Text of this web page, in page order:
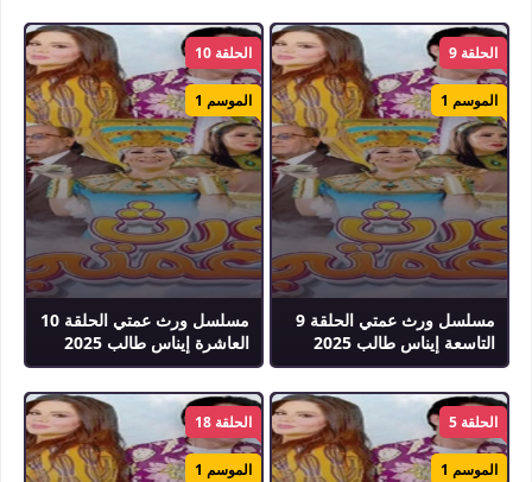
مسلسل ورث عمتي الحلقة 9
التاسعة إيناس طالب 2025
الحلقة 9
الموسم 1
مسلسل ورث عمتي الحلقة 10
العاشرة إيناس طالب 2025
الحلقة 10
الموسم 1
الحلقة 5
الموسم 1
الحلقة 18
الموسم 1